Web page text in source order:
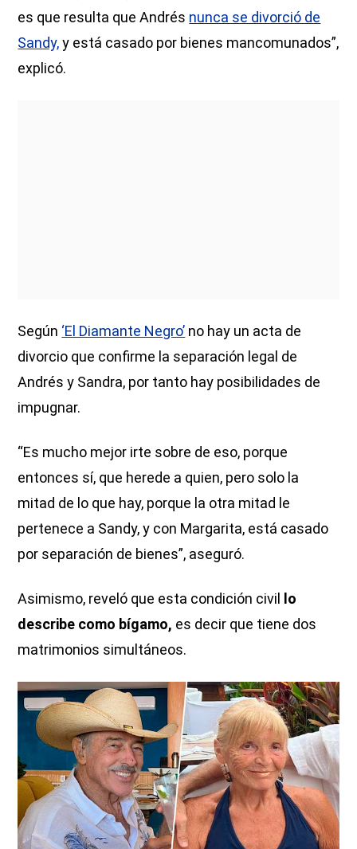
es que resulta que Andrés nunca se divorció de
Sandy,y está casado por bienes mancomunados”,
explicó.
Según ‘El Diamante Negro’ no hay un acta de
divorcio que confirme la separación legal de
Andrés y Sandra, por tanto hay posibilidades de
impugnar.
“Es mucho mejor irte sobre de eso, porque
entonces sí, que herede a quien, pero solo la
mitad de lo que hay, porque la otra mitad le
pertenece a Sandy, y con Margarita, está casado
por separación de bienes”, aseguró.
Asimismo, reveló que esta condición civil lo
describe como bígamo, es decir que tiene dos
matrimonios simultáneos.